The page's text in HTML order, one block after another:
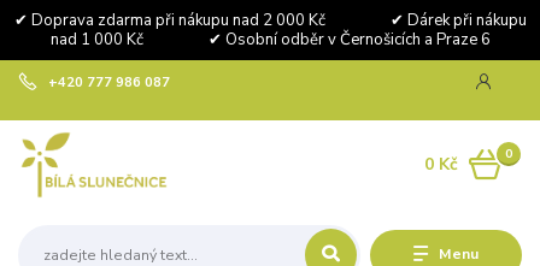
✔ Doprava zdarma při nákupu nad 2 000 Kč ✔ Dárek při nákupu
nad 1 000 Kč ✔ Osobní odběr v Černošicích a Praze 6
Menu
+420 777 986 087
0
0 Kč